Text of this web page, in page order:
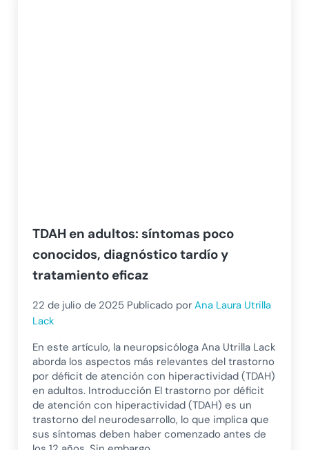
TDAH en adultos: síntomas poco
conocidos, diagnóstico tardío y
tratamiento eficaz
22 de julio de 2025 Publicado porAna Laura Utrilla
Lack
En este artículo, la neuropsicóloga Ana Utrilla Lack
aborda los aspectos más relevantes del trastorno
por déficit de atención con hiperactividad (TDAH)
en adultos. Introducción El trastorno por déficit
de atención con hiperactividad (TDAH) es un
trastorno del neurodesarrollo, lo que implica que
sus síntomas deben haber comenzado antes de